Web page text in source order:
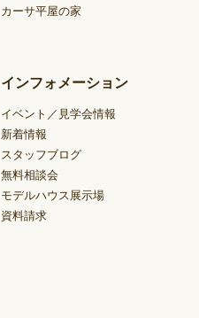
カーサ平屋の家
インフォメーション
イベント／見学会情報
新着情報
スタッフブログ
無料相談会
モデルハウス展示場
資料請求